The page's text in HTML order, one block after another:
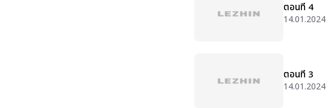
ตอนที่ 4
14.01.2024
ตอนที่ 3
14.01.2024